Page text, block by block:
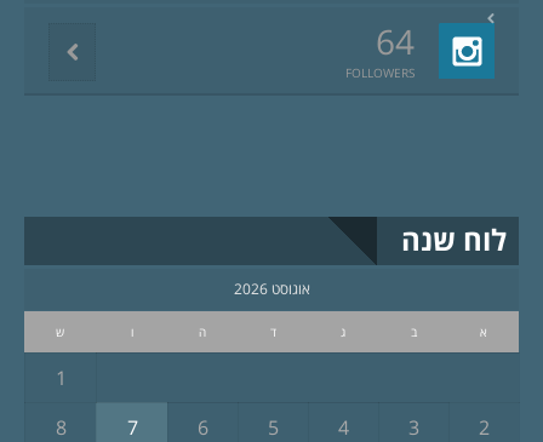
64
FOLLOWERS
לוח שנה
אוגוסט 2026
א ב ג ד ה ו ש
1
2
3
4
5
6
7
8